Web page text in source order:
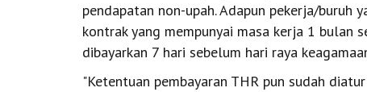
pendapatan non-upah. Adapun pekerja/buruh
kontrak yang mempunyai masa kerja 1 bulan
dibayarkan 7 hari sebelum hari raya
"Ketentuan pembayaran THR pun sudah